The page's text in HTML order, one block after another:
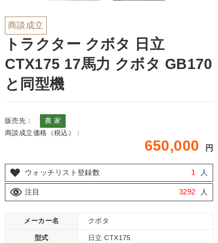
商談成立
トラクター クボタ 日立
CTX175 17馬力 クボタ GB170
と同型機
販売先：
農 家
商談成立価格（税込）：
650,000 円
ウォッチリスト登録数 1 人
注目 3292 人
メーカー名 クボタ
型式 日立 CTX175